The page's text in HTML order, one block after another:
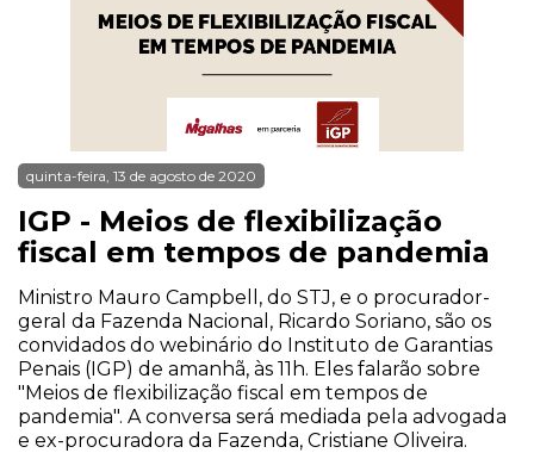
quinta-feira, 13 de agosto de 2020
IGP - Meios de flexibilização
fiscal em tempos de pandemia
Ministro Mauro Campbell, do STJ, e o procurador-
geral da Fazenda Nacional, Ricardo Soriano, são os
convidados do webinário do Instituto de Garantias
Penais (IGP) de amanhã, às 11h. Eles falarão sobre
"Meios de flexibilização fiscal em tempos de
pandemia". A conversa será mediada pela advogada
e ex-procuradora da Fazenda, Cristiane Oliveira.